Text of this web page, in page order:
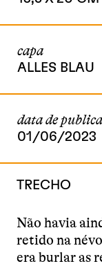
capa
ALLES BLAU
data de
01/06/2023
TRECHO
Não havia
retido na
era burlar as